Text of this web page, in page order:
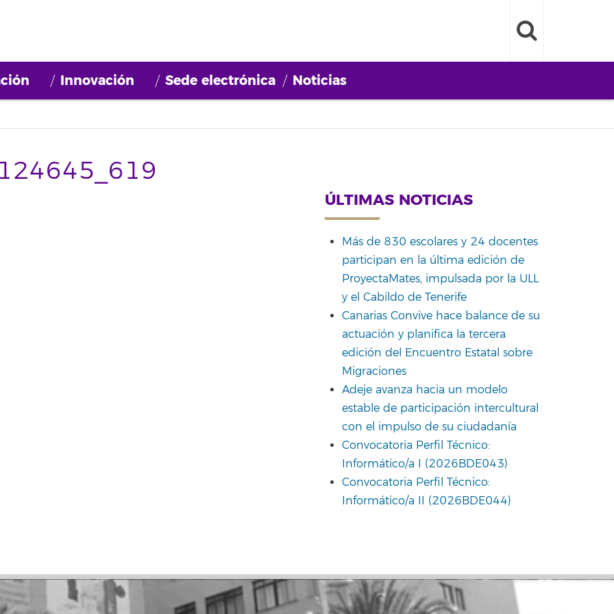
Innovación Sede electrónica Noticias
ÚLTIMAS NOTICIAS
Más de 830 escolares y 24 docentes
participan en la última edición de
ProyectaMates, impulsada por la ULL
y el Cabildo de Tenerife
Canarias Convive hace balance de su
actuación y planifica la tercera
edición del Encuentro Estatal sobre
Migraciones
Adeje avanza hacia un modelo
estable de participación intercultural
con el impulso de su ciudadanía
Convocatoria Perfil Técnico:
Informático/a I (2026BDE043)
Convocatoria Perfil Técnico:
Informático/a II (2026BDE044)